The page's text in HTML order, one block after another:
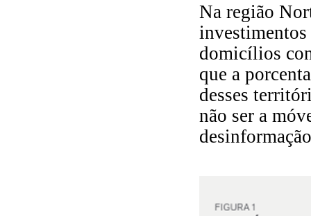
Na região
domicílios
que a
desses
não ser a